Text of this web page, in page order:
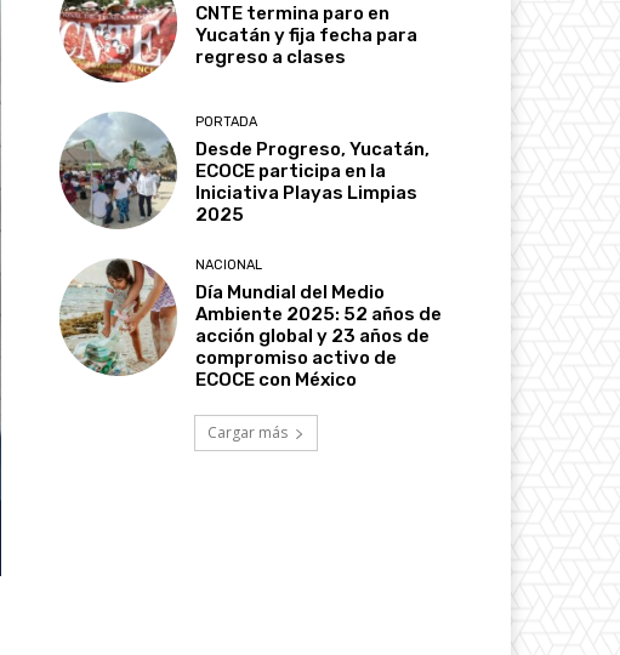
CNTE termina paro en
Yucatán y fija fecha para
regreso a clases
PORTADA
Desde Progreso, Yucatán,
ECOCE participa en la
Iniciativa Playas Limpias
2025
NACIONAL
Día Mundial del Medio
Ambiente 2025: 52 años de
acción global y 23 años de
compromiso activo de
ECOCE con México
Cargar más